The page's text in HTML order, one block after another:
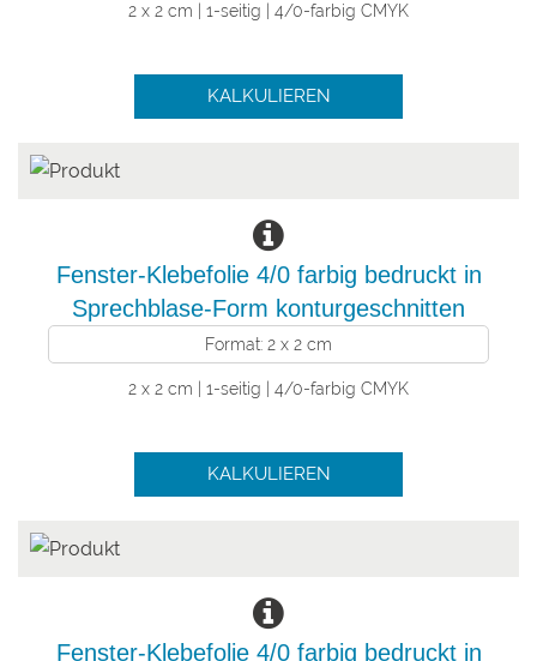
2 x 2 cm | 1-seitig | 4/0-farbig CMYK
KALKULIEREN
Fenster-Klebefolie 4/0 farbig bedruckt in
Sprechblase-Form konturgeschnitten
Format: 2 x 2 cm
2 x 2 cm | 1-seitig | 4/0-farbig CMYK
KALKULIEREN
Fenster-Klebefolie 4/0 farbig bedruckt in